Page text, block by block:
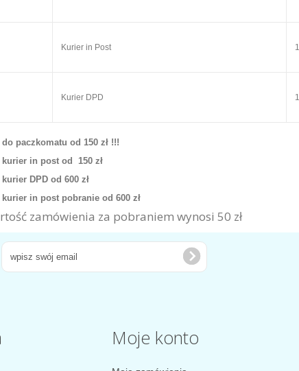
Kurier in Post
Kurier DPD
paczkomatu od 150 zł !!!
kurier in post od 150 zł
DPD od 600 zł
in post pobranie od 600 zł
zamówienia za pobraniem wynosi 50 zł
Moje konto